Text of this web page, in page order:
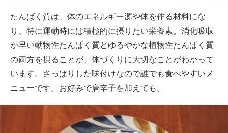
たんぱく質は、体のエネルギー源や体を作る材料にな
り、特に運動時には積極的に摂りたい栄養素。消化吸収
が早い動物性たんぱく質とゆるやかな植物性たんぱく質
の両方を摂ることが、体づくりに大切なことがわかって
います。さっぱりした味付けなので誰でも食べやすいメ
ニューです。お好みで唐辛子を加えても。